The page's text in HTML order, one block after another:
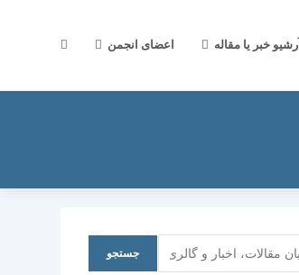
آرشیو خبر یا مقاله اعضای انجمن جستجوی
جستجو